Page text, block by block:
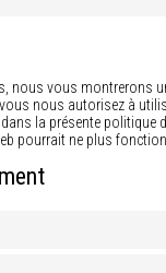
nous vous montrerons
nous autorisez à
la présente
pourrait ne plus